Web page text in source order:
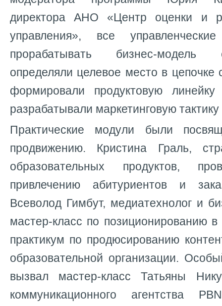
директора АНО «Центр оценки и
управления», все
прорабатывать бизнес-модель
определяли целевое место в цепочке
формировали продуктовую
разрабатывали маркетинговую
Практические модули были
продвижению. Кристина Граль,
образовательных продуктов,
привлечению абитуриентов и
Всеволод Гимбут, медиатехнолог и
мастер-класс по позиционированию
практикум по продюсированию
образовательной организации.
вызвал мастер-класс Татьяны
коммуникационного агентства